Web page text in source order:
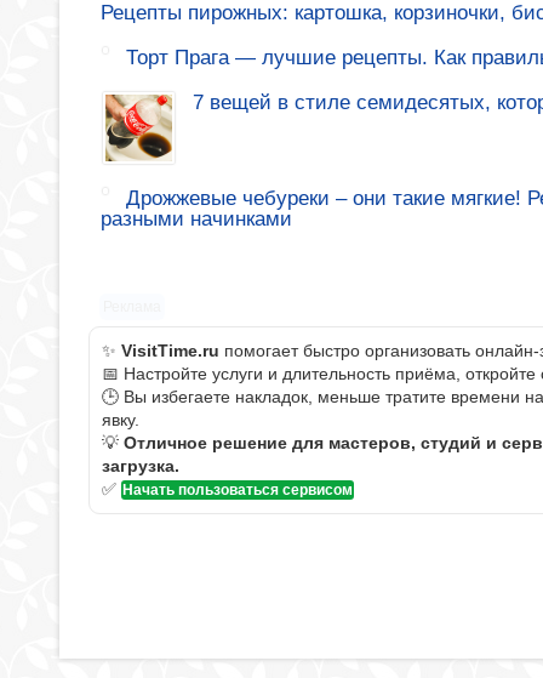
Рецепты пирожных: картошка, корзиночки,
Торт Прага — лучшие рецепты. Как
7 вещей в стиле семидесятых,
Дрожжевые чебуреки – они такие мягкие!
разными начинками
✨ VisitTime.ru помогает быстро организовать
📅 Настройте услуги и длительность приёма,
🕒 Вы избегаете накладок, меньше тратите времени
явку.
💡 Отличное решение для мастеров, студий и
загрузка.
✅ Начать пользоваться сервисом